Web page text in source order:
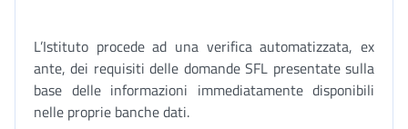
L’Istituto procede ad una verifica automatizzata, ex
ante, dei requisiti delle domande SFL presentate sulla
base delle informazioni immediatamente disponibili
nelle proprie banche dati.